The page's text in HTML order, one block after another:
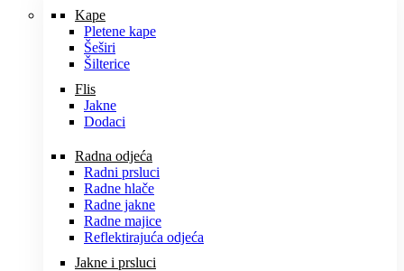
Kape
Pletene kape
Šeširi
Šilterice
Flis
Jakne
Dodaci
Radna odjeća
Radni prsluci
Radne hlače
Radne jakne
Radne majice
Reflektirajuća odjeća
Jakne i prsluci